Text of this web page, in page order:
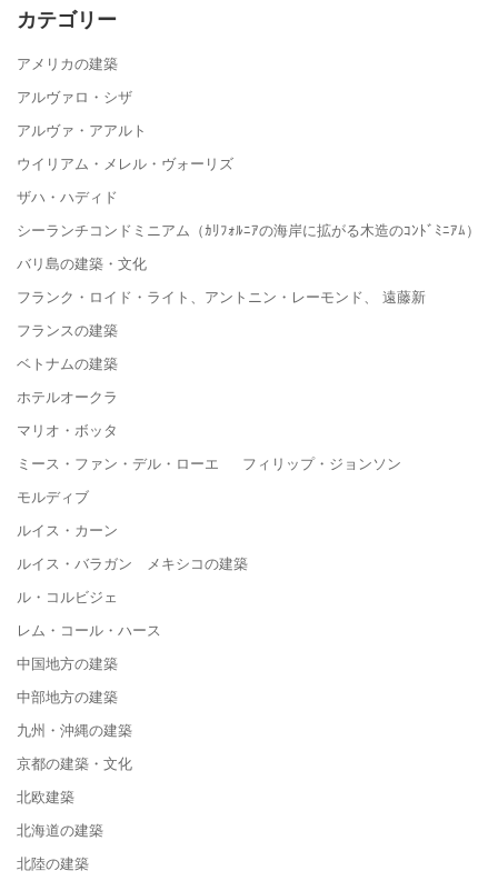
カテゴリー
アメリカの建築
アルヴァロ・シザ
アルヴァ・アアルト
ウイリアム・メレル・ヴォーリズ
ザハ・ハディド
シーランチコンドミニアム（ｶﾘﾌｫﾙﾆｱの海岸に拡がる木造のｺﾝﾄﾞﾐﾆｱﾑ）
バリ島の建築・文化
フランク・ロイド・ライト、アントニン・レーモンド、 遠藤新
フランスの建築
ベトナムの建築
ホテルオークラ
マリオ・ボッタ
ミース・ファン・デル・ローエ フィリップ・ジョンソン
モルディブ
ルイス・カーン
ルイス・バラガン メキシコの建築
ル・コルビジェ
レム・コール・ハース
中国地方の建築
中部地方の建築
九州・沖縄の建築
京都の建築・文化
北欧建築
北海道の建築
北陸の建築